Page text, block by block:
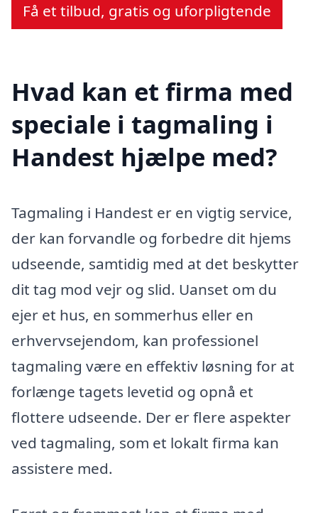
Få et tilbud, gratis og uforpligtende
Hvad kan et firma med
speciale i tagmaling i
Handest hjælpe med?
Tagmaling i Handest er en vigtig service,
der kan forvandle og forbedre dit hjems
udseende, samtidig med at det beskytter
dit tag mod vejr og slid. Uanset om du
ejer et hus, en sommerhus eller en
erhvervsejendom, kan professionel
tagmaling være en effektiv løsning for at
forlænge tagets levetid og opnå et
flottere udseende. Der er flere aspekter
ved tagmaling, som et lokalt firma kan
assistere med.